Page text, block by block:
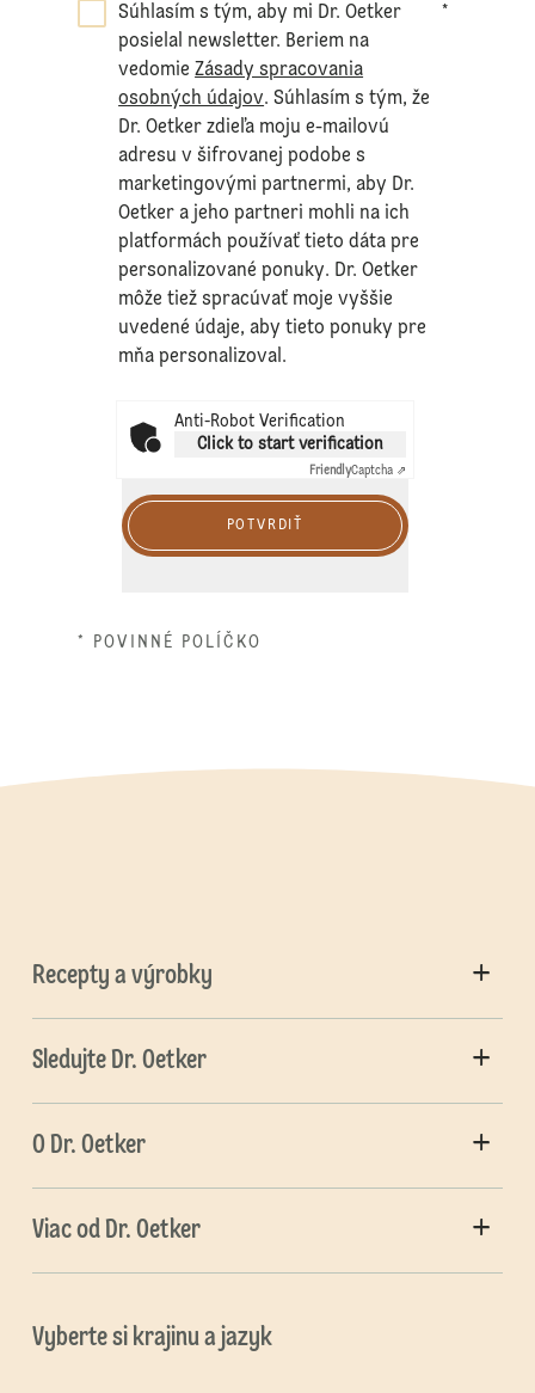
Súhlasím s tým, aby mi Dr. Oetker
posielal newsletter. Beriem na
vedomieZásady spracovania
osobných údajov. Súhlasím s tým, že
Dr. Oetker zdieľa moju e-mailovú
adresu v šifrovanej podobe s
marketingovými partnermi, aby Dr.
Oetker a jeho partneri mohli na ich
platformách používať tieto dáta pre
personalizované ponuky. Dr. Oetker
môže tiež spracúvať moje vyššie
uvedené údaje, aby tieto ponuky pre
mňa personalizoval.
*
Anti-Robot Verification
Click to start verification
FriendlyCaptcha ⇗
POTVRDIŤ
* POVINNÉ POLÍČKO
Recepty a výrobky
Sledujte Dr. Oetker
O Dr. Oetker
Viac od Dr. Oetker
Vyberte si krajinu a jazyk